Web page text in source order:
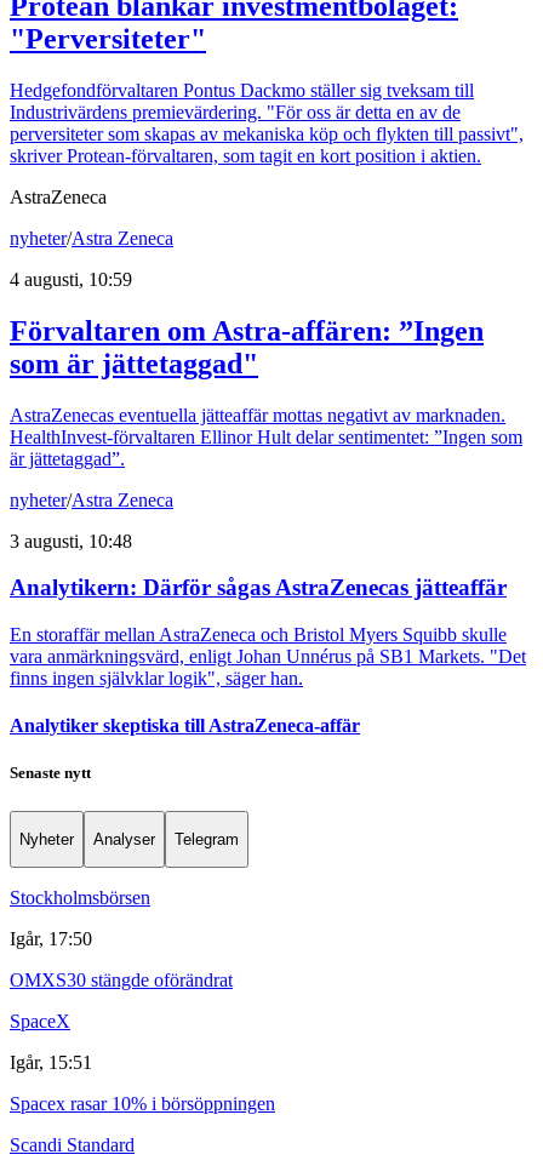
"Perversiteter"
Hedgefondförvaltaren Pontus Dackmo ställer sig tveksam till
Industrivärdens premievärdering. "För oss är detta en av de
perversiteter som skapas av mekaniska köp och flykten till passivt",
skriver Protean-förvaltaren, som tagit en kort position i aktien.
AstraZeneca
nyheter/Astra Zeneca
4 augusti, 10:59
Förvaltaren om Astra-affären: ”Ingen
som är jättetaggad"
AstraZenecas eventuella jätteaffär mottas negativt av marknaden.
HealthInvest-förvaltaren Ellinor Hult delar sentimentet: ”Ingen som
är jättetaggad”.
nyheter/Astra Zeneca
3 augusti, 10:48
Analytikern: Därför sågas AstraZenecas jätteaffär
En storaffär mellan AstraZeneca och Bristol Myers Squibb skulle
vara anmärkningsvärd, enligt Johan Unnérus på SB1 Markets. "Det
finns ingen självklar logik", säger han.
Analytiker skeptiska till AstraZeneca-affär
Senaste nytt
Nyheter Analyser Telegram
Stockholmsbörsen
Igår, 17:50
OMXS30 stängde oförändrat
SpaceX
Igår, 15:51
Spacex rasar 10% i börsöppningen
Scandi Standard